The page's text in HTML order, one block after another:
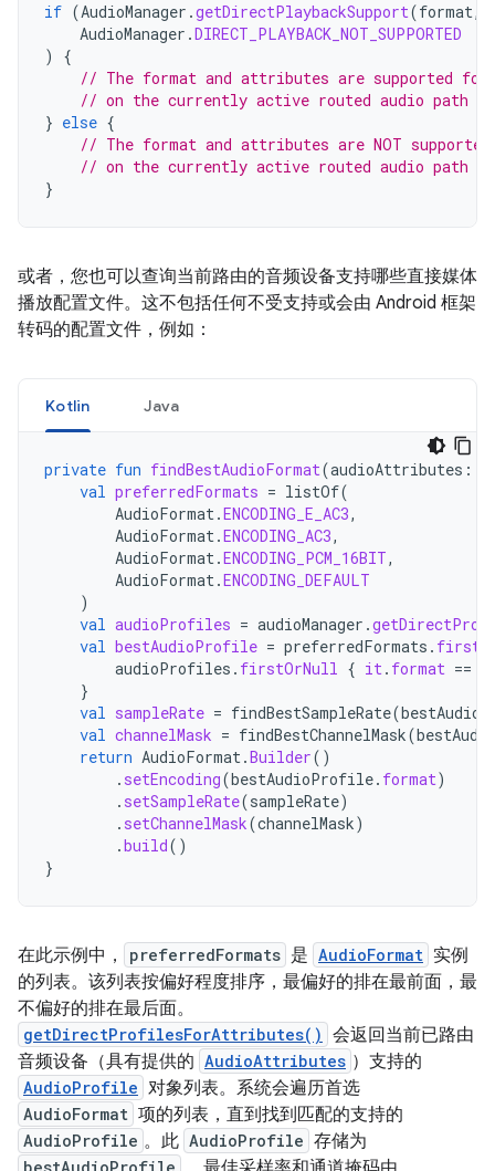
if (AudioManager .getDirectPlaybackSupport(format,
AudioManager .DIRECT_PLAYBACK_NOT_SUPPORTED
)
{
// The format and attributes are supported for
// on the currently active routed audio path
} else {
// The format and attributes are NOT
// on the currently active routed audio path
}
或者，您也可以查询当前路由的音频设备支持哪些直接媒体
播放配置文件。这不包括任何不受支持或会由 Android 框架
转码的配置文件，例如：
Kotlin Java
private fun findBestAudioFormat(audioAttributes :
val preferredFormats = listOf(
AudioFormat.ENCODING_E_AC3,
AudioFormat.ENCODING_AC3,
AudioFormat.ENCODING_PCM_16BIT,
AudioFormat.ENCODING_DEFAULT
)
val audioProfiles = audioManager .
val bestAudioProfile = preferredFormats .
audioProfiles . firstOrNull { it. format ==
}
val sampleRate = findBestSampleRate(
val channelMask = findBestChannelMask(
return AudioFormat.Builder()
. setEncoding(bestAudioProfile. format)
. setSampleRate(sampleRate)
. setChannelMask(channelMask)
.build()
}
在此示例中， preferredFormats 是 AudioFormat 实例
的列表。该列表按偏好程度排序，最偏好的排在最前面，最
不偏好的排在最后面。
getDirectProfilesForAttributes() 会返回当前已路由
音频设备（具有提供的 AudioAttributes ）支持的
AudioProfile 对象列表。系统会遍历首选
AudioFormat 项的列表，直到找到匹配的支持的
AudioProfile 。此 AudioProfile 存储为